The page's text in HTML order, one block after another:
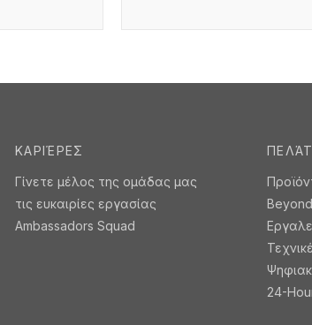
ΚΑΡΙΈΡΕΣ
Γίνετε μέλος της ομάδας μας
τις ευκαιρίες εργασίας
Ambassadors Squad
24-